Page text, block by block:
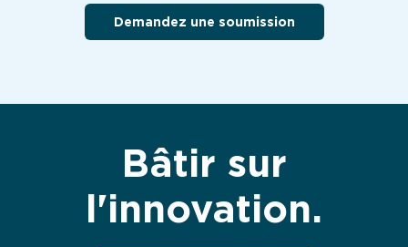
Demandez une soumission
Bâtir sur
l'innovation.